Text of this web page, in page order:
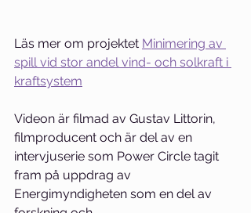
Läs mer om projektet Minimering av
spill vid stor andel vind- och solkraft i
kraftsystem
Videon är filmad av Gustav Littorin,
filmproducent och är del av en
intervjuserie som Power Circle tagit
fram på uppdrag av
Energimyndigheten som en del av